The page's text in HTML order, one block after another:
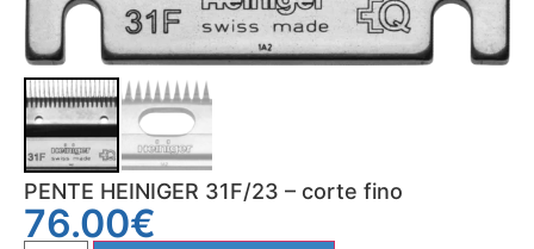
PENTE HEINIGER 31F/23 – corte fino
76.00€